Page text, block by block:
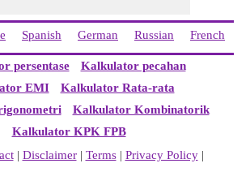
Spanish German Russian French
persentase
Kalkulator pecahan
EMI
Kalkulator Rata-rata
Kalkulator Kombinatorik
Kalkulator KPK FPB
| Disclaimer| Terms| Privacy Policy|